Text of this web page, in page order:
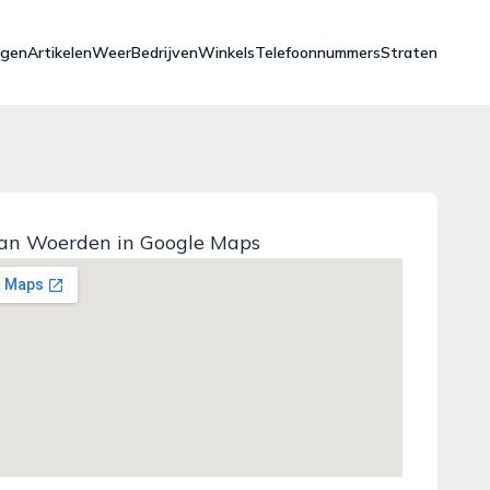
ArtikelenWeerBedrijvenWinkelsTelefoonnummersStraten
Woerden in Google Maps